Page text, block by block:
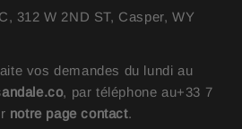
312 W 2ND ST, Casper, WY
vos demandes du lundi au
, par téléphone au+33 7
notre page contact.